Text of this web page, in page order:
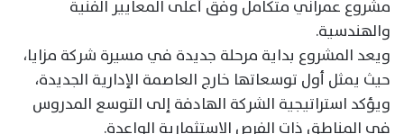
مشروع عمراني متكامل وفق أعلى المعايير الفنية
والهندسية.
ويعد المشروع بداية مرحلة جديدة في مسيرة شركة مزايا،
حيث يمثل أول توسعاتها خارج العاصمة الإدارية الجديدة،
ويؤكد استراتيجية الشركة الهادفة إلى التوسع المدروس
في المناطق ذات الفرص الاستثمارية الواعدة.